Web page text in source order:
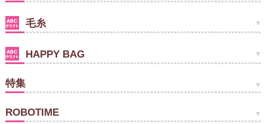
毛糸
HAPPY BAG
特集
ROBOTIME